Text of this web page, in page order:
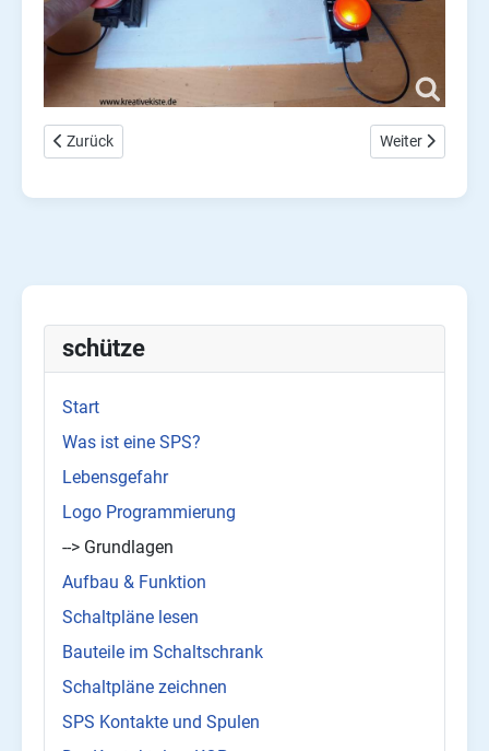
schütze
Start
Was ist eine SPS?
Lebensgefahr
Logo Programmierung
--> Grundlagen
Aufbau & Funktion
Schaltpläne lesen
Bauteile im Schaltschrank
Schaltpläne zeichnen
SPS Kontakte und Spulen
Vorheriger Beitrag: Englisch version: FX1N-14MR, connect and
Zurück Nächster
Weiter